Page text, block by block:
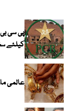
پی سی بی
کیلئے
عالمی